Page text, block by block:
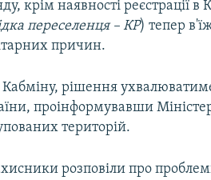
крім наявності реєстрації в
переселенця – КР) тепер
причин.
Кабміну, рішення
проінформувавши
територій.
розповіли про